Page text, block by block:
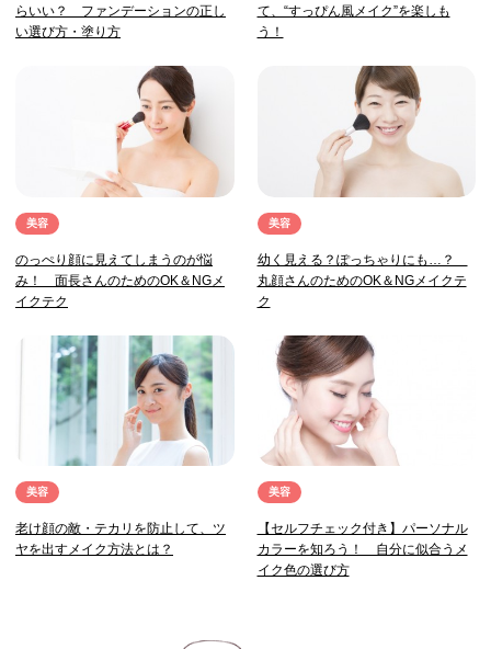
らいい？ ファンデーションの正し
い選び方・塗り方
て、“すっぴん風メイク”を楽しも
う！
美容
のっぺり顔に見えてしまうのが悩
み！ 面長さんのためのOK＆NGメ
イクテク
美容
幼く見える？ぽっちゃりにも…？
丸顔さんのためのOK＆NGメイクテ
ク
美容
老け顔の敵・テカリを防止して、ツ
ヤを出すメイク方法とは？
美容
【セルフチェック付き】パーソナル
カラーを知ろう！ 自分に似合うメ
イク色の選び方